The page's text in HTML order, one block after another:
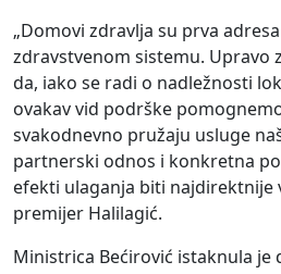
„Domovi zdravlja su prva
zdravstvenom sistemu. Upravo
da, iako se radi o nadležnosti
ovakav vid podrške
svakodnevno pružaju usluge
partnerski odnos i konkretna
efekti ulaganja biti najdirektnije
premijer Halilagić.
Ministrica Bećirović istaknula je